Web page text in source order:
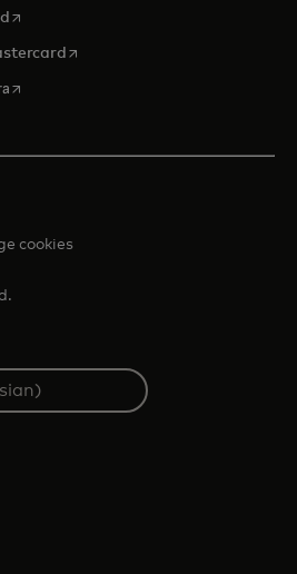
opens in a new tab
opens in a new tab
opens in a new tab
cookies